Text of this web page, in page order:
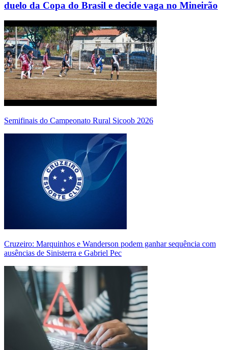
duelo da Copa do Brasil e decide vaga no Mineirão
Semifinais do Campeonato Rural Sicoob 2026
Cruzeiro: Marquinhos e Wanderson podem ganhar sequência com
ausências de Sinisterra e Gabriel Pec